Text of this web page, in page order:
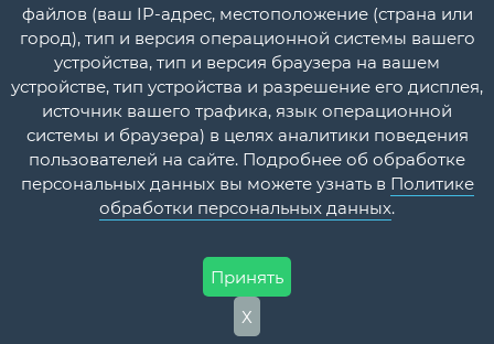
ДОКУМЕНТЫ
УЧЕТНАЯ
ПОЛИТИКА
КОНТАКТЫ
ВОПРОС-
ОТВЕТ
ПЕРИНАТАЛЬНЫЙ
И НАРКОЛОГИЧЕСКИЙ
ДИСПАНСЕРЫ
СТАЦИОНАР
ПЛАТНЫЕ
ФГБУЗ МСЧ №59 ФМБА России @ 2026
файлов (ваш IP-адрес, местоположение (страна или
город), тип и версия операционной системы вашего
устройства, тип и версия браузера на вашем
устройстве, тип устройства и разрешение его дисплея,
источник вашего трафика, язык операционной
системы и браузера) в целях аналитики поведения
пользователей на сайте. Подробнее об обработке
персональных данных вы можете узнать в Политике
обработки персональных данных
Принять
Х